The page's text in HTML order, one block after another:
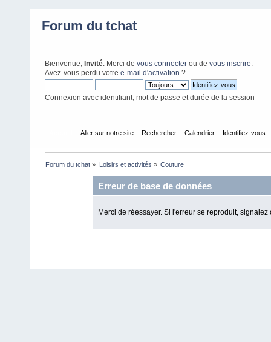
Forum du tchat
Bienvenue, Invité . Merci de vous connecter ou de vous inscrire
Avez-vous perdu votre e-mail d'activation ?
Connexion avec identifiant, mot de passe et durée de la session
Aller sur notre site Rechercher Calendrier Identifiez-vous
Forum du tchat » Loisirs et activités » Couture
Erreur de base de données
Merci de réessayer. Si l'erreur se reproduit,